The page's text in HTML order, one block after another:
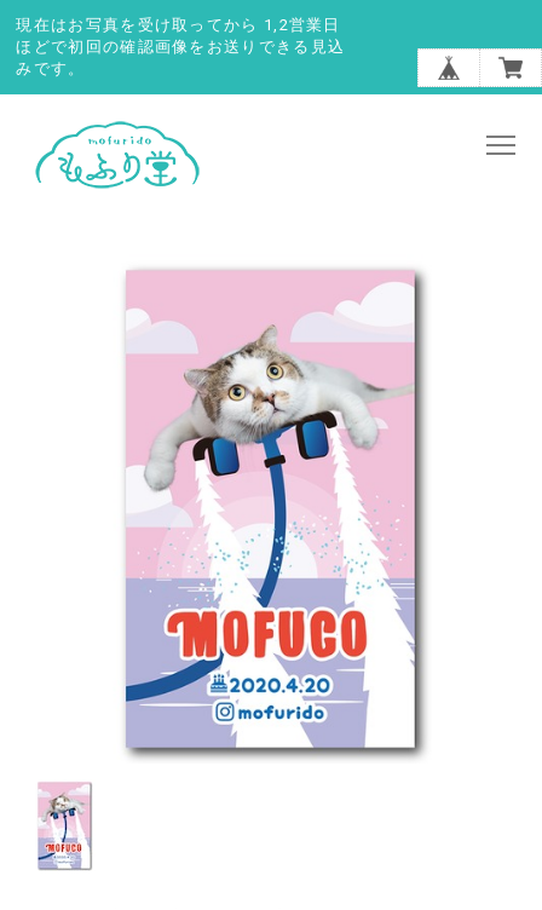
現在はお写真を受け取ってから 1,2営業日
ほどで初回の確認画像をお送りできる見込
みです。